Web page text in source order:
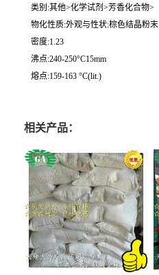
类别:其他>化学试剂>芳香化合物>
物化性质:外观与性状:棕色结晶粉末
密度:1.23
沸点:240-250°C15mm
熔点:159-163 °C(lit.)
相关产品：